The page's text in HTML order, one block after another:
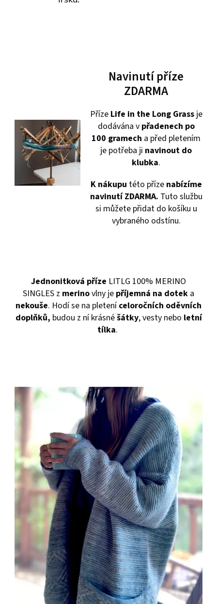
Navinutí příze
ZDARMA
Příze Life in the Long Grass je
dodávána v přadenech po
100 gramech a před pletením
je potřeba ji navinout do
klubka.
K nákupu této příze nabízíme
navinutí ZDARMA. Tuto službu
si můžete přidat do košíku u
vybraného odstínu.
Jednonitková příze LITLG 100% MERINO
SINGLES z merinovlny je příjemná na dotek a
nekouše. Hodí se na pleteníceloročních oděvních
doplňků, budou z ní krásnéšátky, vesty nebo letní
tílka.